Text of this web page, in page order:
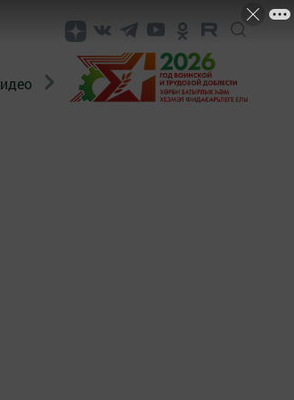
Конкурсы ЭтноДети